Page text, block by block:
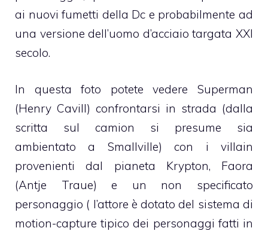
ai nuovi fumetti della Dc e probabilmente ad
una versione dell’uomo d’acciaio targata XXI
secolo.
In questa foto potete vedere Superman
(Henry Cavill) confrontarsi in strada (dalla
scritta sul camion si presume sia
ambientato a Smallville) con i villain
provenienti dal pianeta Krypton, Faora
(Antje Traue) e un non specificato
personaggio ( l’attore è dotato del sistema di
motion-capture tipico dei personaggi fatti in